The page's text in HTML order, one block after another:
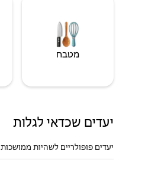
מטבח
יעדים שכדאי לגלות
יעדים פופולריים לשהיות ממושכות